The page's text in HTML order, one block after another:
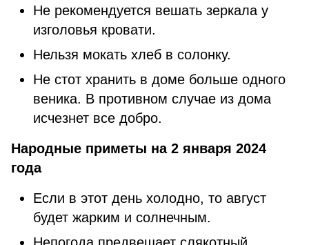
Не рекомендуется вешать зеркала у
изголовья кровати.
Нельзя мокать хлеб в солонку.
Не стот хранить в доме больше одного
веника. В противном случае из дома
исчезнет все добро.
Народные приметы на 2 января 2024
года
Если в этот день холодно, то август
будет жарким и солнечным.